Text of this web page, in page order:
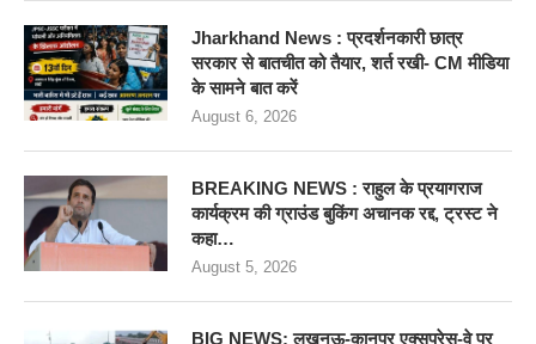
Jharkhand News : प्रदर्शनकारी छात्र
सरकार से बातचीत को तैयार, शर्त रखी- CM मीडिया
के सामने बात करें
August 6, 2026
BREAKING NEWS : राहुल के प्रयागराज
कार्यक्रम की ग्राउंड बुकिंग अचानक रद्द, ट्रस्ट ने
कहा…
August 5, 2026
BIG NEWS: लखनऊ-कानपुर एक्सप्रेस-वे पर